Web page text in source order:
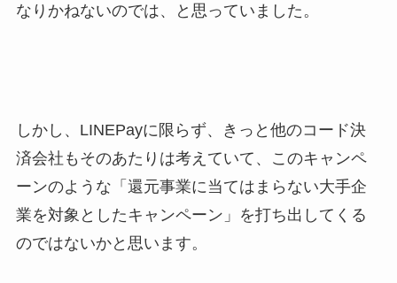
なりかねないのでは、と思っていました。
しかし、LINEPayに限らず、きっと他のコード決
済会社もそのあたりは考えていて、このキャンペ
ーンのような「還元事業に当てはまらない大手企
業を対象としたキャンペーン」を打ち出してくる
のではないかと思います。